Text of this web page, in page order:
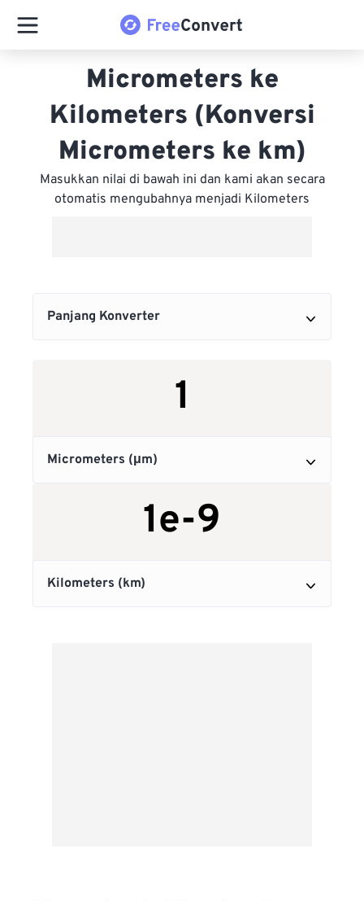
Micrometers ke
Kilometers (Konversi
Micrometers ke km)
Masukkan nilai di bawah ini dan kami akan secara
otomatis mengubahnya menjadi Kilometers